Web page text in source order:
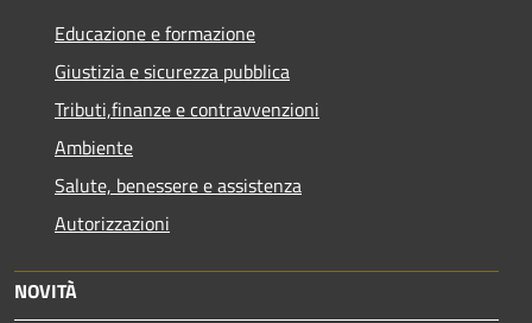
Educazione e formazione
Giustizia e sicurezza pubblica
Tributi,finanze e contravvenzioni
Ambiente
Salute, benessere e assistenza
Autorizzazioni
NOVITÀ